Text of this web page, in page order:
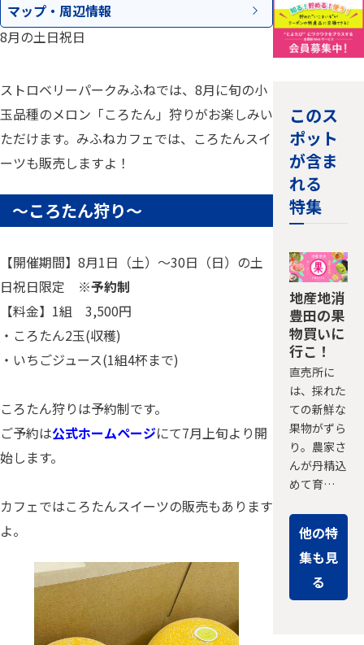
マップ・ 周辺情報
8月の土日祝日
ストロベリーパークみふねでは、8月に旬の小
玉品種のメロン「ころたん」狩りがお楽しみい
ただけます。みふねカフェでは、ころたんスイ
ーツも販売しますよ！
～ころたん狩り～
【開催期間】8月1日（土）～30日（日）の土
日祝日限定 ※予約制
【料金】1組 3,500円
・ころたん2玉(収穫)
・いちごジュース(1組4杯まで)
ころたん狩りは予約制です。
ご予約は公式ホームページにて7月上旬より開
始します。
カフェではころたんスイーツの販売もあります
よ。
このス
ポット
が含ま
れる
特集
地産地消
豊田の果
物買いに
行こ！
直売所に
は、採れた
ての新鮮な
果物がずら
り。農家さ
んが丹精込
めて育…
他の特
集も見
る